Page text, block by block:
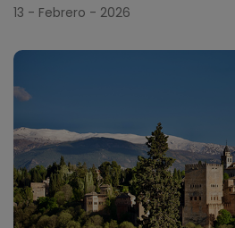
13 - Febrero - 2026